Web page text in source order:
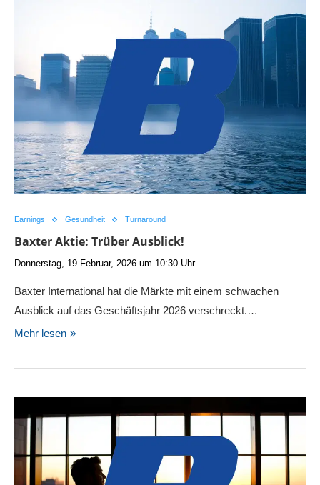
Earnings Gesundheit Turnaround
Baxter Aktie: Trüber Ausblick!
Donnerstag, 19 Februar, 2026 um 10:30 Uhr
Baxter International hat die Märkte mit einem schwachen
Ausblick auf das Geschäftsjahr 2026 verschreckt.…
Mehr lesen